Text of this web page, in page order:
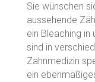
Sie wünschen
aussehende
ein Bleaching in
sind in
Zahnmedizin
ein